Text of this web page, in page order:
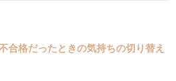
合格だったときの気持ちの切り替え